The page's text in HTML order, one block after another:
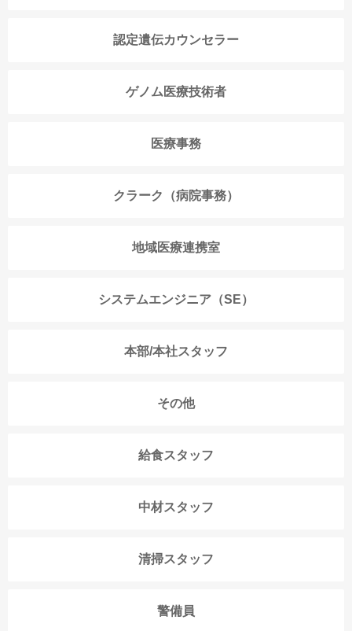
認定遺伝カウンセラー
ゲノム医療技術者
医療事務
クラーク（病院事務）
地域医療連携室
システムエンジニア（SE）
本部/本社スタッフ
その他
給食スタッフ
中材スタッフ
清掃スタッフ
警備員